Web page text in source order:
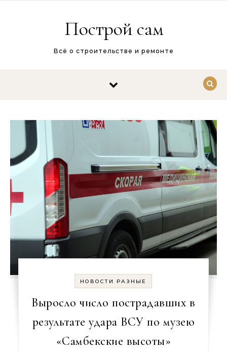
Построй сам
Всё о строительстве и ремонте
НОВОСТИ РАЗНЫЕ
Выросло число пострадавших в
результате удара ВСУ по музею
«Самбекские высоты»